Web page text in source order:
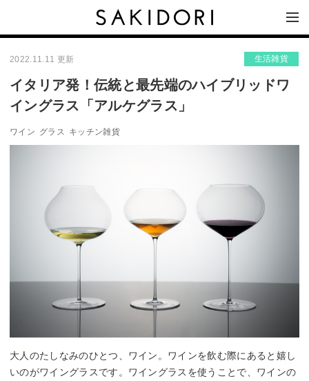
2022.11.11 更新 生活雑貨
イタリア発！伝統と最先端のハイブリッドワ
イングラス「アルケグラス」
ワイン グラス キッチン雑貨
大人のたしなみのひとつ、ワイン。ワインを飲む際にあると嬉し
いのがワイングラスです。ワイングラスを使うことで、ワインの